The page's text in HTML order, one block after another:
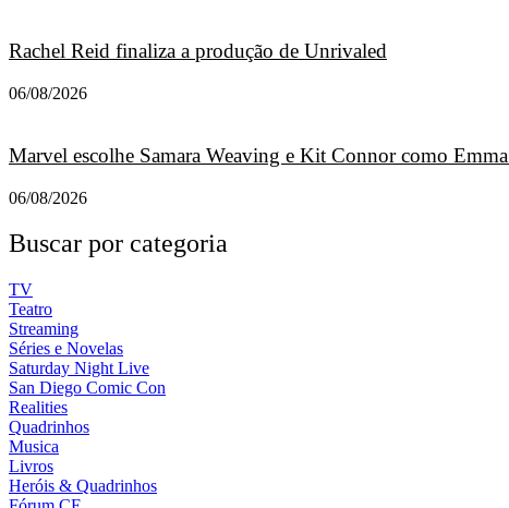
Rachel Reid finaliza a produção de Unrivaled
06/08/2026
Marvel escolhe Samara Weaving e Kit Connor como
06/08/2026
Buscar por categoria
TV
Teatro
Streaming
Séries e Novelas
Saturday Night Live
San Diego Comic Con
Realities
Quadrinhos
Musica
Livros
Heróis & Quadrinhos